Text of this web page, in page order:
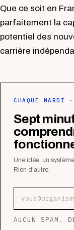
Que ce soit en
parfaitement la
potentiel des
carrière
CHAQUE MARDI
Sept
Une idée, un
Rien d’autre.
AUCUN SPAM.